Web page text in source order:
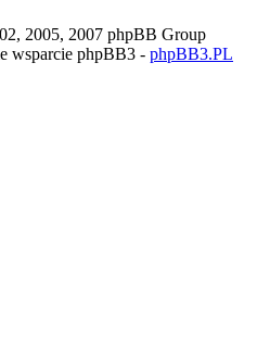
2005, 2007 phpBB Group
wsparcie phpBB3 - phpBB3.PL